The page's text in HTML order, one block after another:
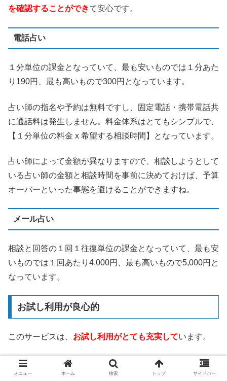
を確認することができて安心です。
電話占い
１分単位の課金となっていて、最も安いものでは１分あた
り190円、最も高いもので300円となっています。
占い師の指名や予約は無料ですし、固定電話・携帯電話共
に通話料は発生しません。料金体系はとてもシンプルで、
【１分単位の料金 x 希望する相談時間】となっています。
占い師によって金額が異なりますので、相談しようとして
いる占い師の金額と相談時間を事前に決めておけば、予算
オーバーといった事態を避けることができますね。
メール占い
相談と回答の１回１往復単位の課金となっていて、最も安
いものでは１回あたり4,000円、最も高いもので5,000円と
なっています。
お試し利用が良心的
このサービスは、 お試し利用がとても充実しています。
3,000円分の無料相談ポイント
メニュー ホーム 検索 トップ サイドバー